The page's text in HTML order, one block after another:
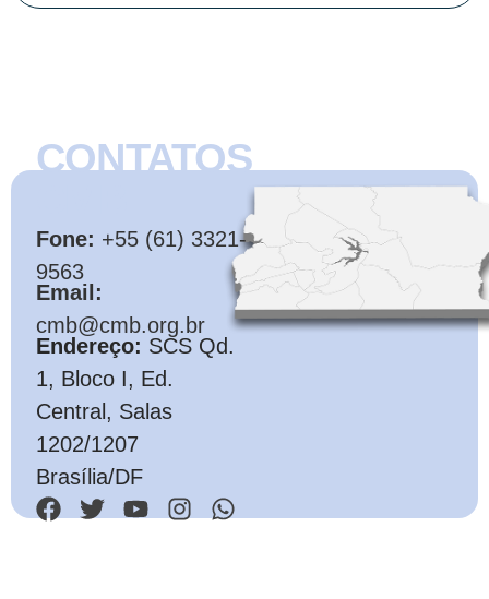
CONTATOS
Fone: +55 (61) 3321-
9563
Email:
cmb@cmb.org.br
Endereço: SCS Qd.
1, Bloco I, Ed.
Central, Salas
1202/1207
Brasília/DF